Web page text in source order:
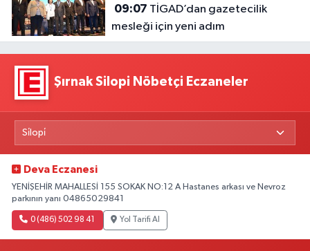
09:07
mesleği için yeni adım
Şırnak Silopi Nöbetçi Eczaneler
Deva Eczanesi
YENİŞEHİR MAHALLESİ 155 SOKAK NO:12 A Hastanes arkası ve Nevroz
parkının yanı 04865029841
0 (486) 502 98 41 Yol Tarifi Al